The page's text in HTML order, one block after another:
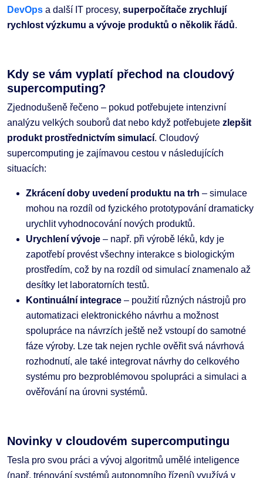
DevOps a další IT procesy, superpočítače zrychlují
rychlost výzkumu a vývoje produktů o několik řádů.
Kdy se vám vyplatí přechod na cloudový
supercomputing?
Zjednodušeně řečeno – pokud potřebujete intenzivní
analýzu velkých souborů dat nebo když potřebujete zlepšit
produkt prostřednictvím simulací. Cloudový
supercomputing je zajímavou cestou v následujících
situacích:
Zkrácení doby uvedení produktu na trh – simulace
mohou na rozdíl od fyzického prototypování dramaticky
urychlit vyhodnocování nových produktů.
Urychlení vývoje – např. při výrobě léků, kdy je
zapotřebí provést všechny interakce s biologickým
prostředím, což by na rozdíl od simulací znamenalo až
desítky let laboratorních testů.
Kontinuální integrace – použití různých nástrojů pro
automatizaci elektronického návrhu a možnost
spolupráce na návrzích ještě než vstoupí do samotné
fáze výroby. Lze tak nejen rychle ověřit svá návrhová
rozhodnutí, ale také integrovat návrhy do celkového
systému pro bezproblémovou spolupráci a simulaci a
ověřování na úrovni systémů.
Novinky v cloudovém supercomputingu
Tesla pro svou práci a vývoj algoritmů umělé inteligence
(např. trénování systémů autonomního řízení) využívá v